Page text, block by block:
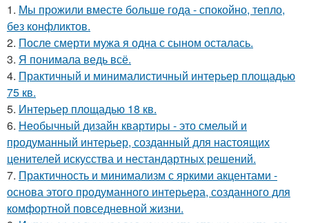
1. Мы прожили вместе больше года - спокойно, тепло,
без конфликтов.
2. После смерти мужа я одна с сыном осталась.
3. Я понимала ведь всё.
4. Практичный и минималистичный интерьер площадью
75 кв.
5. Интерьер площадью 18 кв.
6. Необычный дизайн квартиры - это смелый и
продуманный интерьер, созданный для настоящих
ценителей искусства и нестандартных решений.
7. Практичность и минимализм с яркими акцентами -
основа этого продуманного интерьера, созданного для
комфортной повседневной жизни.